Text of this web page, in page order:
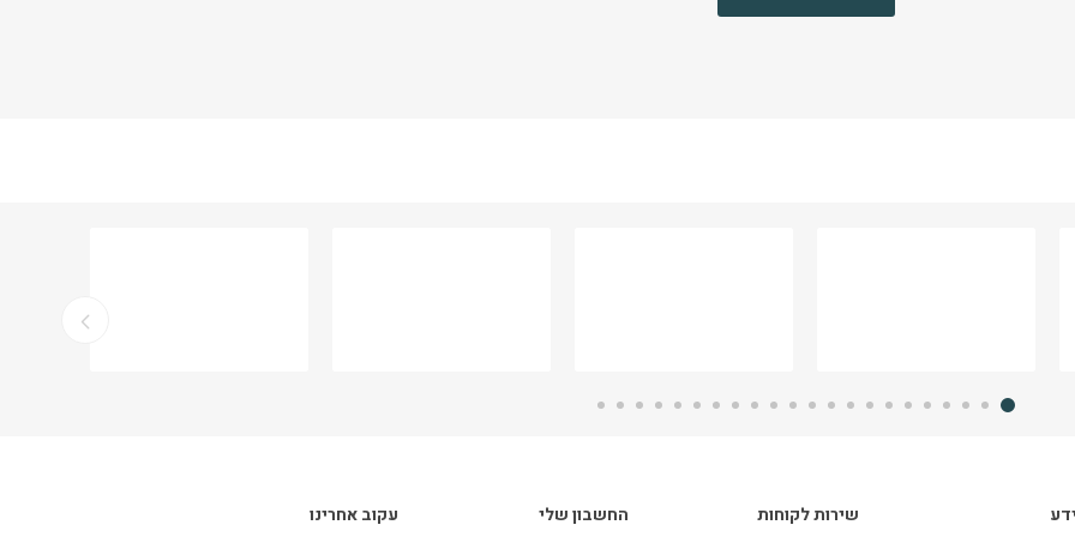
שירות לקוחות החשבון שלי עקוב אחרינו